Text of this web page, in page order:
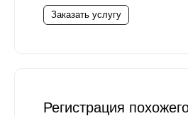
Заказать услугу
Регистрация